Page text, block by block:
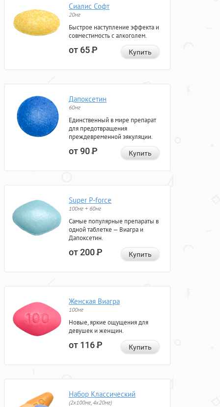
Сиалис Софт
20мг
Быстрое наступление эффекта и
совместимость с алкоголем.
от 65Р Купить
Дапоксетин
60мг
Единственный в мире препарат
для предотвращения
преждевременной эякуляции.
от 90Р Купить
Super P-force
100мг + 60мг
Самые популярные препараты в
одной таблетке — Виагра и
Дапоксетин.
от 200Р Купить
Женская Виагра
100мг
Новые, яркие ощущения для
девушек и женщин.
от 116Р Купить
Набор Классический
(2x100мг, 4x20мг)